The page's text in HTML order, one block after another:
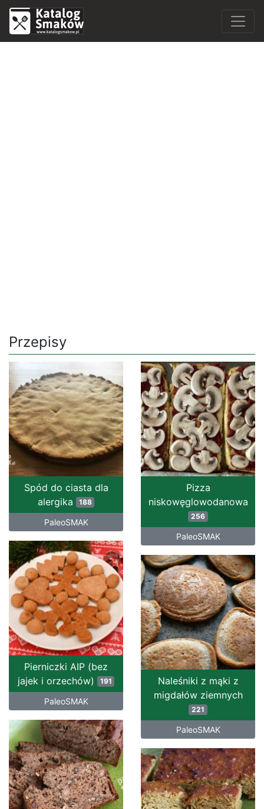
Przepisy
Spód do ciasta dla
alergika
188
PaleoSMAK
Pizza
niskowęglowodanowa
256
PaleoSMAK
Pierniczki AIP (bez
jajek i orzechów)
191
PaleoSMAK
Naleśniki z mąki z
migdałów ziemnych
221
PaleoSMAK